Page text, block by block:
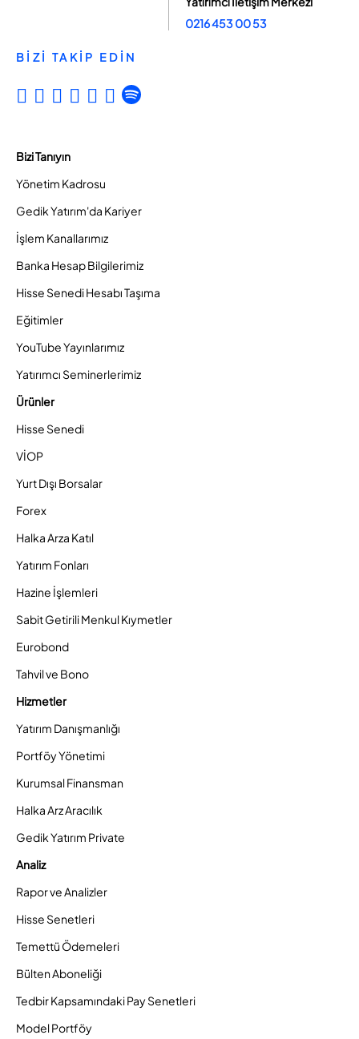
0216 453 00 53
BİZİ TAKİP EDİN
Bizi Tanıyın
Yönetim Kadrosu
Gedik Yatırım'da Kariyer
İşlem Kanallarımız
Banka Hesap Bilgilerimiz
Hisse Senedi Hesabı Taşıma
Eğitimler
YouTube Yayınlarımız
Yatırımcı Seminerlerimiz
Ürünler
Hisse Senedi
VİOP
Yurt Dışı Borsalar
Forex
Halka Arza Katıl
Yatırım Fonları
Hazine İşlemleri
Sabit Getirili Menkul Kıymetler
Eurobond
Tahvil ve Bono
Hizmetler
Yatırım Danışmanlığı
Portföy Yönetimi
Kurumsal Finansman
Halka Arz Aracılık
Gedik Yatırım Private
Analiz
Rapor ve Analizler
Hisse Senetleri
Temettü Ödemeleri
Bülten Aboneliği
Tedbir Kapsamındaki Pay Senetleri
Model Portföy